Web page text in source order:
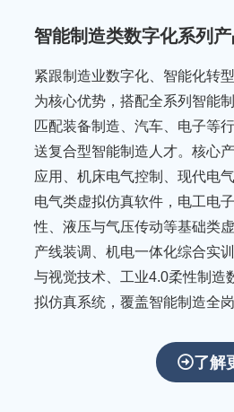
聚
智能制造类数字化系列
紧跟制造业数字化、智能化转
为核心优势，搭配全系列智能
匹配装备制造、汽车、电子等
送复合型智能制造人才。核心
应用、机床电气控制、现代电
电气类虚拟仿真软件，电工电
性、液压与气压传动等基础类
产线装调、机电一体化综合实
与视觉技术、工业4.0柔性制造
拟仿真系统，覆盖智能制造全岗
了解